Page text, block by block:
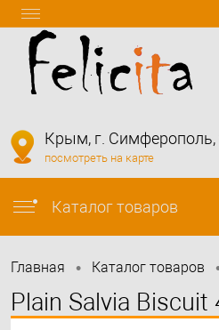
info@felicita-crimea.ru
Крым, г.
посмотреть на карте
Каталог товаров
Главная • Каталог товаров
Plain Salvia Biscuit